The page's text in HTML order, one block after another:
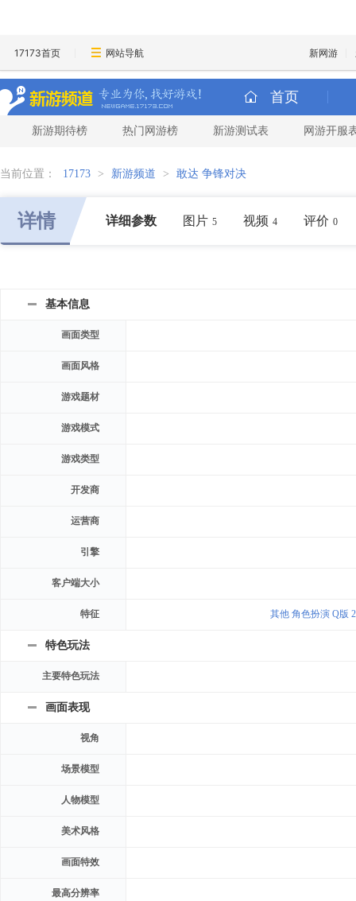
17173首页 网站导航 新网游
首页
新游期待榜 热门网游榜 新游测试表 网游开服
当前位置： 17173 > 新游频道 > 敢达 争锋对决
详情 详细参数 图片 5 视频 4 评价 0
基本信息
画面类型
画面风格
游戏题材
游戏模式
游戏类型
开发商
运营商
引擎
客户端大小
特征 其他 角色扮演 Q版
特色玩法
主要特色玩法
画面表现
视角
场景模型
人物模型
美术风格
画面特效
最高分辨率